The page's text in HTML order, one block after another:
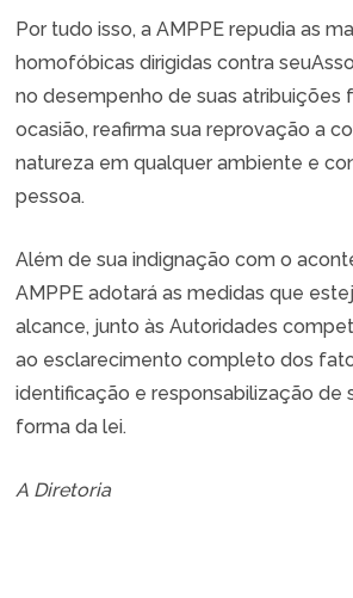
Por tudo isso, a AMPPE repudia as
homofóbicas dirigidas contra
no desempenho de suas atribuições
ocasião, reafirma sua reprovação a
natureza em qualquer ambiente e
pessoa.
Além de sua indignação com o
AMPPE adotará as medidas que
alcance, junto às Autoridades
ao esclarecimento completo dos
identificação e responsabilização de
forma da lei.
A Diretoria